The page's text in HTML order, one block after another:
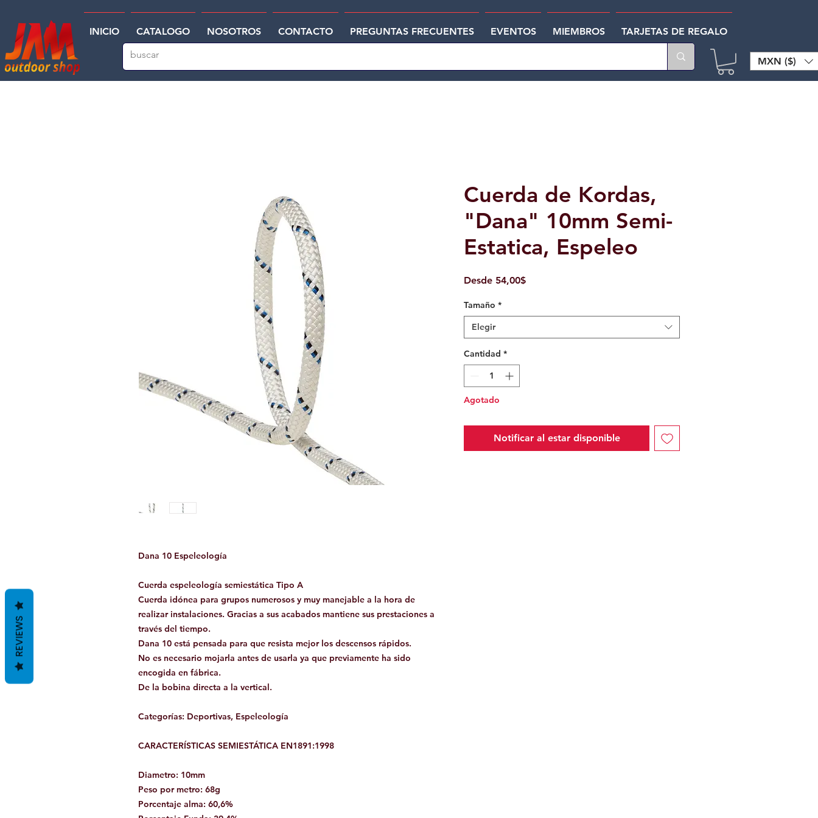
INICIO CATALOGO NOSOTROS CONTACTO PREGUNTAS FRECUENTES EVENTOS MIEMBROS TARJETAS DE REGALO
MXN ($)
Dana 10 Espeleología
Cuerda espeleología semiestática Tipo A
Cuerda idónea para grupos numerosos y muy manejable a la hora de
realizar instalaciones. Gracias a sus acabados mantiene sus prestaciones a
través del tiempo.
Dana 10 está pensada para que resista mejor los descensos rápidos.
No es necesario mojarla antes de usarla ya que previamente ha sido
encogida en fábrica.
De la bobina directa a la vertical.
Categorías: Deportivas, Espeleología
CARACTERÍSTICAS SEMIESTÁTICA EN1891:1998
Diametro: 10mm
Peso por metro: 68g
Porcentaje alma: 60,6%
Cuerda de Kordas,
"Dana" 10mm Semi-
Estatica, Espeleo
Desde 54,00$Precio
Tamaño *
Elegir
Cantidad *
Agotado
Notificar al estar disponible
REVIEWS